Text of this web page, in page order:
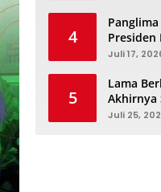
4
Presiden
Terpadu
Juli 17,
5
Lama
Akhirnya
Juli 25,